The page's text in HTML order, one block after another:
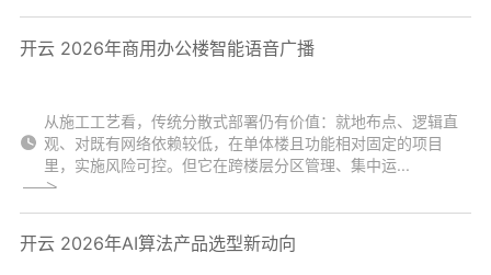
开云 2026年商用办公楼智能语音广播
从施工工艺看，传统分散式部署仍有价值：就地布点、逻辑直
观、对既有网络依赖较低，在单体楼且功能相对固定的项目
里，实施风险可控。但它在跨楼层分区管理、集中运...
开云 2026年AI算法产品选型新动向